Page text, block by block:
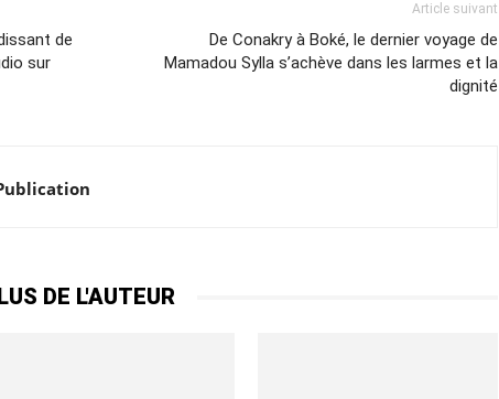
de
sur
Article suivant
De Conakry à Boké, le dernier voyage de
Mamadou Sylla s’achève dans les larmes et la
dignité
DE L'AUTEUR